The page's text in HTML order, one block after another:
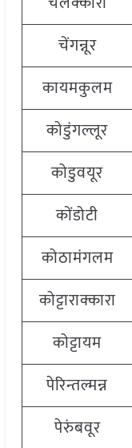
चेंगन्नूर
कायमकुलम
कोडुंगल्लूर
कोडुवयूर
कोंडोटी
कोठामंगलम
कोट्टाराक्कारा
कोट्टायम
पेरिन्तल्मन्न
पेरुंबवूर